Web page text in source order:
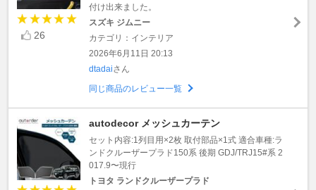
26
付け出来ました。
スズキ ジムニー
カテゴリ：インテリア
2026年6月11日 20:13
dtadaiさん
同じ商品のレビュー一覧
autodecor メッシュカーテン
セット内容:1列目用×2枚 取付部品×1式 適合車種:ラ
ンドクルーザープラド150系 後期 GDJ/TRJ15#系 2
017.9〜現行
トヨタ ランドクルーザープラド